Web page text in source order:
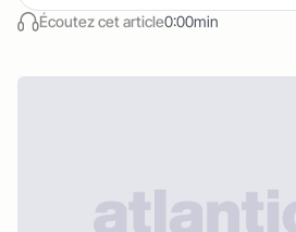
Écoutez cet article0:00min